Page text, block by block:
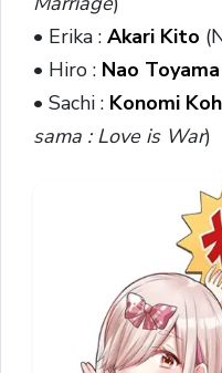
• Erika : Akari Kito
• Hiro : Nao Toyama
• Sachi : Konomi
sama : Love is War)